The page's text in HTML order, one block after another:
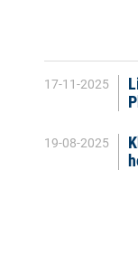
17-11-2025
19-08-2025